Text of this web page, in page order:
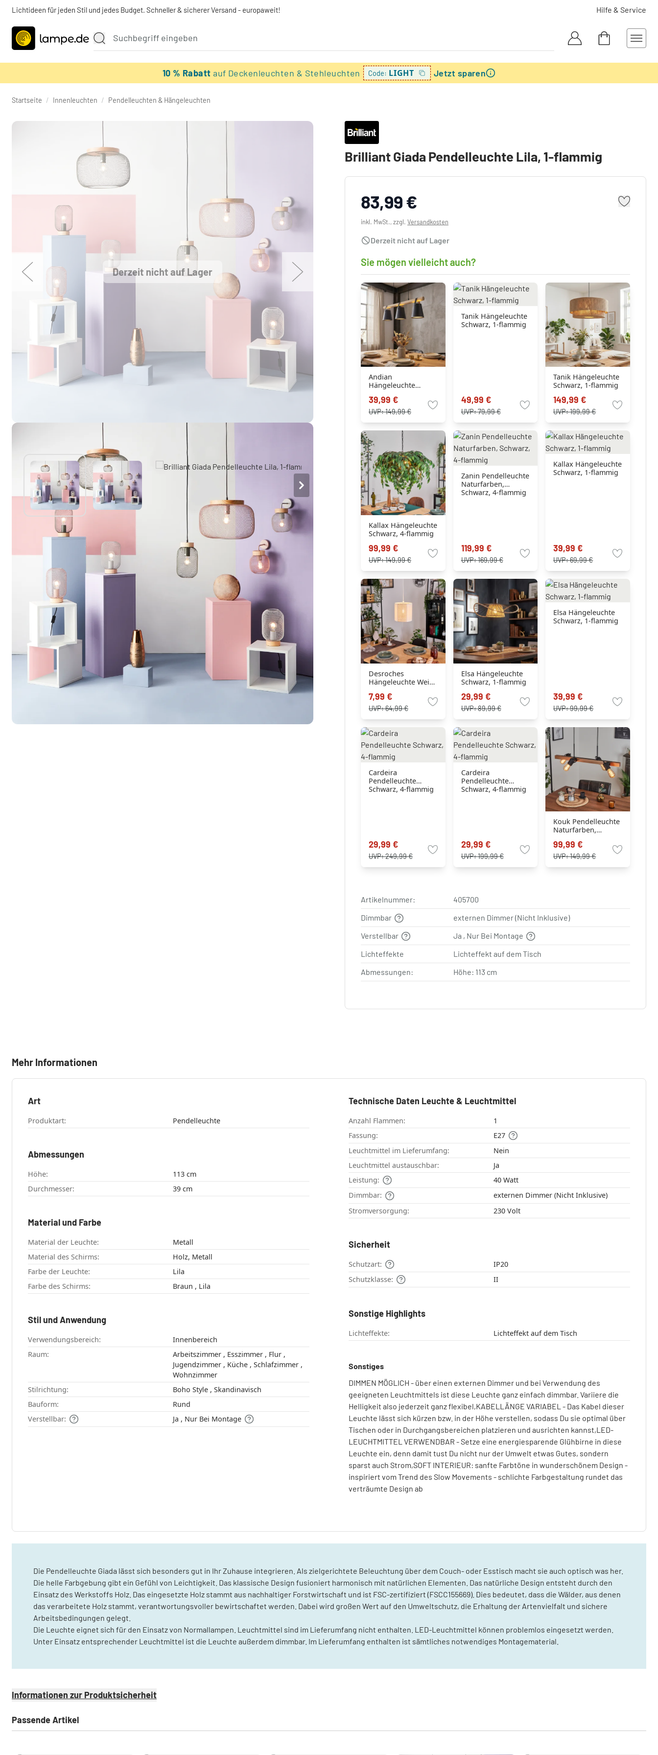
Lichtideen für jeden Stil und jedes Budget. Schneller & sicherer Versand - europaweit! Hilfe & Service
10 % Rabattauf Deckenleuchten & Stehleuchten Code: LIGHT Jetzt sparen
Startseite / Innenleuchten / Pendelleuchten & Hängeleuchten
Derzeit nicht auf Lager
Brilliant Giada Pendelleuchte Lila, 1-flammig
83,99 €
inkl. MwSt., zzgl. Versandkosten
Derzeit nicht auf Lager
Sie mögen vielleicht auch?
Andian
Hängeleuchte
Schwarz, 3-flammig
39,99 €
UVP:149,99 €
Tanik Hängeleuchte
Schwarz, 1-flammig
49,99 €
UVP:79,99 €
Tanik Hängeleuchte
Schwarz, 1-flammig
149,99 €
UVP:199,99 €
Kallax Hängeleuchte
Schwarz, 4-flammig
99,99 €
UVP:149,99 €
Zanin Pendelleuchte
Naturfarben,
Schwarz, 4-flammig
119,99 €
UVP:169,99 €
Kallax Hängeleuchte
Schwarz, 1-flammig
39,99 €
UVP:69,99 €
Desroches
Hängeleuchte Weiß,
7,99 €
UVP:64,99 €
Elsa Hängeleuchte
Schwarz, 1-flammig
29,99 €
UVP:89,99 €
Elsa Hängeleuchte
Schwarz, 1-flammig
39,99 €
UVP:99,99 €
Cardeira
Pendelleuchte
Schwarz, 4-flammig
29,99 €
UVP:249,99 €
Cardeira
Pendelleuchte
Schwarz, 4-flammig
29,99 €
UVP:199,99 €
Kouk Pendelleuchte
Naturfarben,
99,99 €
UVP:149,99 €
Artikelnummer:
405700
Dimmbar
externen Dimmer (Nicht Inklusive)
Verstellbar
Ja , Nur Bei Montage
Lichteffekte
Lichteffekt auf dem Tisch
Abmessungen:
Höhe: 113 cm
Mehr Informationen
Art
Produktart: Pendelleuchte
Abmessungen
Höhe:
113 cm
Durchmesser:
39 cm
Material und Farbe
Material der Leuchte:
Metall
Material des Schirms:
Holz, Metall
Farbe der Leuchte:
Lila
Farbe des Schirms:
Braun , Lila
Stil und Anwendung
Verwendungsbereich:
Innenbereich
Raum:
Arbeitszimmer , Esszimmer , Flur ,
Jugendzimmer , Küche , Schlafzimmer ,
Wohnzimmer
Stilrichtung:
Boho Style , Skandinavisch
Bauform:
Rund
Verstellbar:
Ja , Nur Bei Montage
Technische Daten Leuchte & Leuchtmittel
Anzahl Flammen:
1
Fassung:
E27
Leuchtmittel im Lieferumfang:
Nein
Leuchtmittel austauschbar:
Ja
Leistung:
40 Watt
Dimmbar:
externen Dimmer (Nicht Inklusive)
Stromversorgung:
230 Volt
Sicherheit
Schutzart:
IP20
Schutzklasse:
II
Sonstige Highlights
Lichteffekte: Lichteffekt auf dem Tisch
Sonstiges
DIMMEN MÖGLICH - über einen externen Dimmer und bei Verwendung des
geeigneten Leuchtmittels ist diese Leuchte ganz einfach dimmbar. Variiere die
Helligkeit also jederzeit ganz flexibel,KABELLÄNGE VARIABEL - Das Kabel dieser
Leuchte lässt sich kürzen bzw. in der Höhe verstellen, sodass Du sie optimal über
Tischen oder in Durchgangsbereichen platzieren und ausrichten kannst,LED-
LEUCHTMITTEL VERWENDBAR - Setze eine energiesparende Glühbirne in diese
Leuchte ein, denn damit tust Du nicht nur der Umwelt etwas Gutes, sondern
sparst auch Strom,SOFT INTERIEUR: sanfte Farbtöne in wunderschönem Design -
inspiriert vom Trend des Slow Movements - schlichte Farbgestaltung rundet das
verträumte Design ab
Die Pendelleuchte Giada lässt sich besonders gut in Ihr Zuhause integrieren. Als zielgerichtete Beleuchtung über dem Couch- oder Esstisch macht sie auch optisch was her.
Die helle Farbgebung gibt ein Gefühl von Leichtigkeit. Das klassische Design fusioniert harmonisch mit natürlichen Elementen. Das natürliche Design entsteht durch den
Einsatz des Werkstoffs Holz. Das eingesetzte Holz stammt aus nachhaltiger Forstwirtschaft und ist FSC-zertifiziert (FSCC155669). Dies bedeutet, dass die Wälder, aus denen
das verarbeitete Holz stammt, verantwortungsvoller bewirtschaftet werden. Dabei wird großen Wert auf den Umweltschutz, die Erhaltung der Artenvielfalt und sichere
Arbeitsbedingungen gelegt.
Die Leuchte eignet sich für den Einsatz von Normallampen. Leuchtmittel sind im Lieferumfang nicht enthalten. LED-Leuchtmittel können problemlos eingesetzt werden.
Unter Einsatz entsprechender Leuchtmittel ist die Leuchte außerdem dimmbar. Im Lieferumfang enthalten ist sämtliches notwendiges Montagematerial.
Informationen zur Produktsicherheit
Passende Artikel